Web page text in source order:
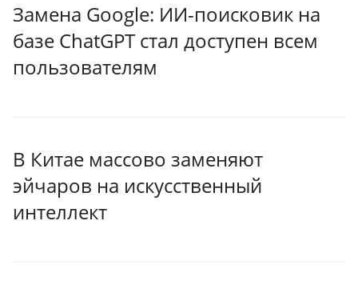
Замена Google: ИИ-поисковик на
базе ChatGPT стал доступен всем
пользователям
В Китае массово заменяют
эйчаров на искусственный
интеллект